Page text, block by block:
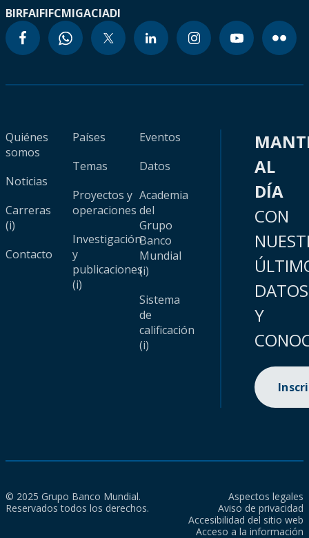
BIRFAIFIFCMIGACIADI
Quiénes
somos
Noticias
Carreras
(i)
Contacto
Países
Temas
Proyectos y
operaciones
Investigación
y
publicaciones
(i)
Eventos
Datos
Academia
del
Grupo
Banco
Mundial
(i)
Sistema
de
calificación
(i)
AL
DÍA
CON
DATOS
Y
© 2025 Grupo Banco Mundial.
Reservados todos los derechos.
Aspectos legales
Aviso de privacidad
Accesibilidad del sitio web
Acceso a la información